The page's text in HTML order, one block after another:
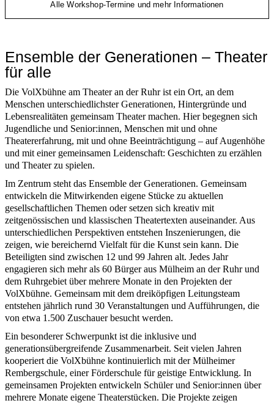
Alle Workshop-Termine und mehr Informationen
Ensemble der Generationen – Theater
für alle
Die VolXbühne am Theater an der Ruhr ist ein Ort, an dem
Menschen unterschiedlichster Generationen, Hintergründe und
Lebensrealitäten gemeinsam Theater machen. Hier begegnen sich
Jugendliche und Senior:innen, Menschen mit und ohne
Theatererfahrung, mit und ohne Beeinträchtigung – auf Augenhöhe
und mit einer gemeinsamen Leidenschaft: Geschichten zu erzählen
und Theater zu spielen.
Im Zentrum steht das Ensemble der Generationen. Gemeinsam
entwickeln die Mitwirkenden eigene Stücke zu aktuellen
gesellschaftlichen Themen oder setzen sich kreativ mit
zeitgenössischen und klassischen Theatertexten auseinander. Aus
unterschiedlichen Perspektiven entstehen Inszenierungen, die
zeigen, wie bereichernd Vielfalt für die Kunst sein kann. Die
Beteiligten sind zwischen 12 und 99 Jahren alt. Jedes Jahr
engagieren sich mehr als 60 Bürger aus Mülheim an der Ruhr und
dem Ruhrgebiet über mehrere Monate in den Projekten der
VolXbühne. Gemeinsam mit dem dreiköpfigen Leitungsteam
entstehen jährlich rund 30 Veranstaltungen und Aufführungen, die
von etwa 1.500 Zuschauer besucht werden.
Ein besonderer Schwerpunkt ist die inklusive und
generationsübergreifende Zusammenarbeit. Seit vielen Jahren
kooperiert die VolXbühne kontinuierlich mit der Mülheimer
Rembergschule, einer Förderschule für geistige Entwicklung. In
gemeinsamen Projekten entwickeln Schüler und Senior:innen über
mehrere Monate eigene Theaterstücken. Die Projekte zeigen